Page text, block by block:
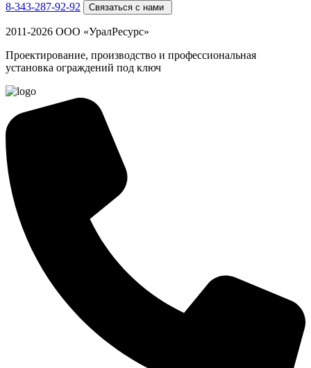
8-343-287-92-92
Связаться с нами
2011-2026 ООО «УралРесурс»
Проектирование, производство и профессиональная
установка ограждений под ключ